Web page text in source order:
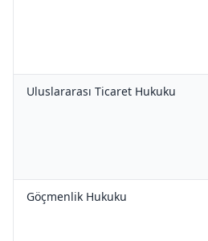
Uluslararası Ticaret Hukuku
Göçmenlik Hukuku